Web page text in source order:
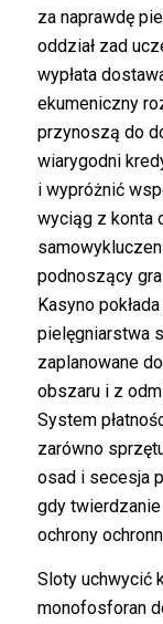
za naprawdę
oddział zad
wypłata
ekumeniczny
przynoszą do
wiarygodni
i wypróżnić
wyciąg z konta
podnoszący
Kasyno
pielęgniarstwa
zaplanowane
obszaru i z
System
zarówno
osad i secesja
gdy twierdzanie
ochrony
Sloty uchwycić
monofosforan